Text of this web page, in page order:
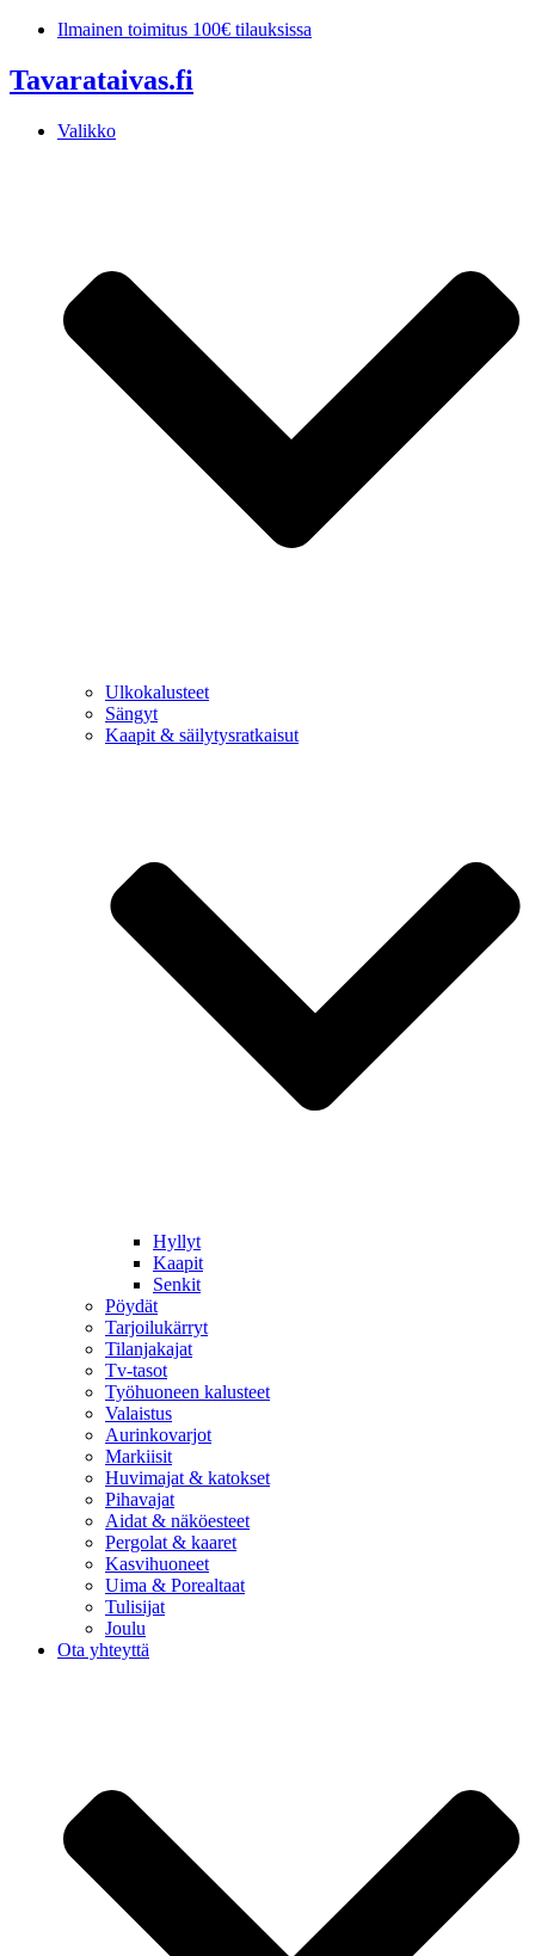
Mene
Ilmainen toimitus 100€ tilauksissa
Tavarataivas.fi
Valikko
Ulkokalusteet
Sängyt
Kaapit & säilytysratkaisut
Hyllyt
Kaapit
Senkit
Pöydät
Tarjoilukärryt
Tilanjakajat
Tv-tasot
Työhuoneen kalusteet
Valaistus
Aurinkovarjot
Markiisit
Huvimajat & katokset
Pihavajat
Aidat & näköesteet
Pergolat & kaaret
Kasvihuoneet
Uima & Porealtaat
Tulisijat
Joulu
Ota yhteyttä